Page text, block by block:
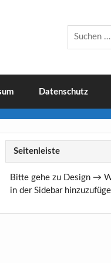
Datenschutz
Seitenleiste
Bitte gehe zu Design →
in der Sidebar